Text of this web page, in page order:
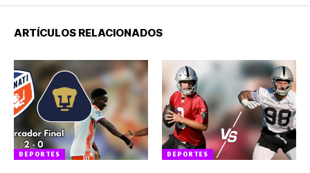
ARTÍCULOS RELACIONADOS
DEPORTES DEPORTES